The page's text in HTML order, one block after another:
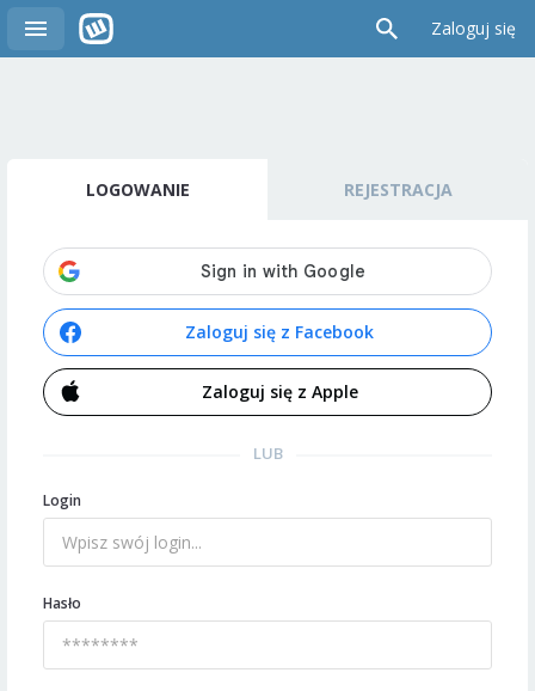
Zaloguj się
LOGOWANIE REJESTRACJA
Zaloguj się z Facebook
Zaloguj się z Apple
LUB
Login
Hasło